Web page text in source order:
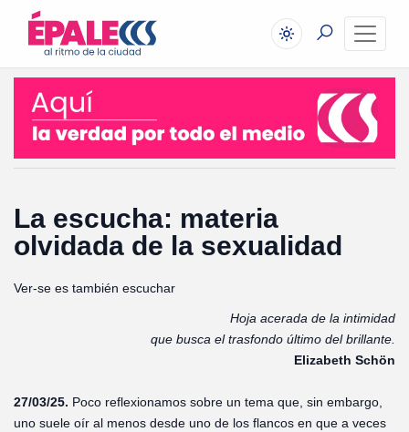
La escucha: materia
olvidada de la sexualidad
Ver-se es también escuchar
Hoja acerada de la intimidad
que busca el trasfondo último del brillante.
Elizabeth Schön
27/03/25. Poco reflexionamos sobre un tema que, sin embargo,
uno suele oír al menos desde uno de los flancos en que a veces